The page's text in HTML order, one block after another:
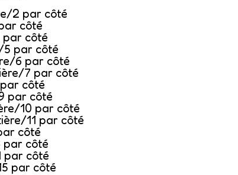
2 par côté
côté
par côté
5 par côté
6 par côté
7 par côté
côté
par côté
10 par côté
11 par côté
côté
par côté
par côté
par côté